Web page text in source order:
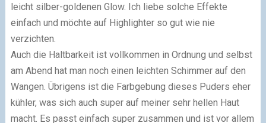
leicht silber-goldenen Glow. Ich liebe solche Effekte
einfach und möchte auf Highlighter so gut wie nie
verzichten.
Auch die Haltbarkeit ist vollkommen in Ordnung und selbst
am Abend hat man noch einen leichten Schimmer auf den
Wangen. Übrigens ist die Farbgebung dieses Puders eher
kühler, was sich auch super auf meiner sehr hellen Haut
macht. Es passt einfach super zusammen und ist vor allem